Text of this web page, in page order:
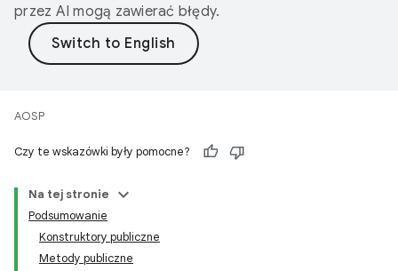
przez AI mogą zawierać błędy.
AOSP
Czy te wskazówki były pomocne?
Na tej stronie
Podsumowanie
Konstruktory publiczne
Metody publiczne